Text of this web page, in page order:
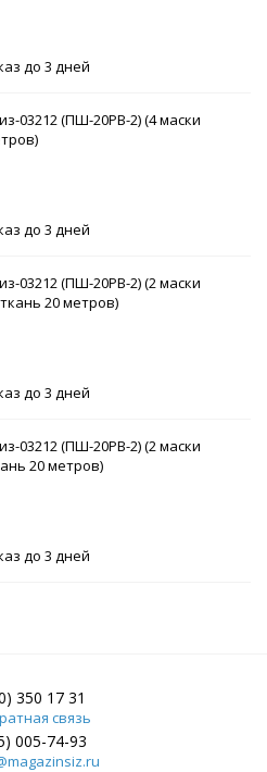
до 3 дней
03212 (ПШ-20РВ-2) (4 маски
до 3 дней
03212 (ПШ-20РВ-2) (2 маски
20 метров)
до 3 дней
03212 (ПШ-20РВ-2) (2 маски
20 метров)
до 3 дней
350 17 31
связь
005-74-93